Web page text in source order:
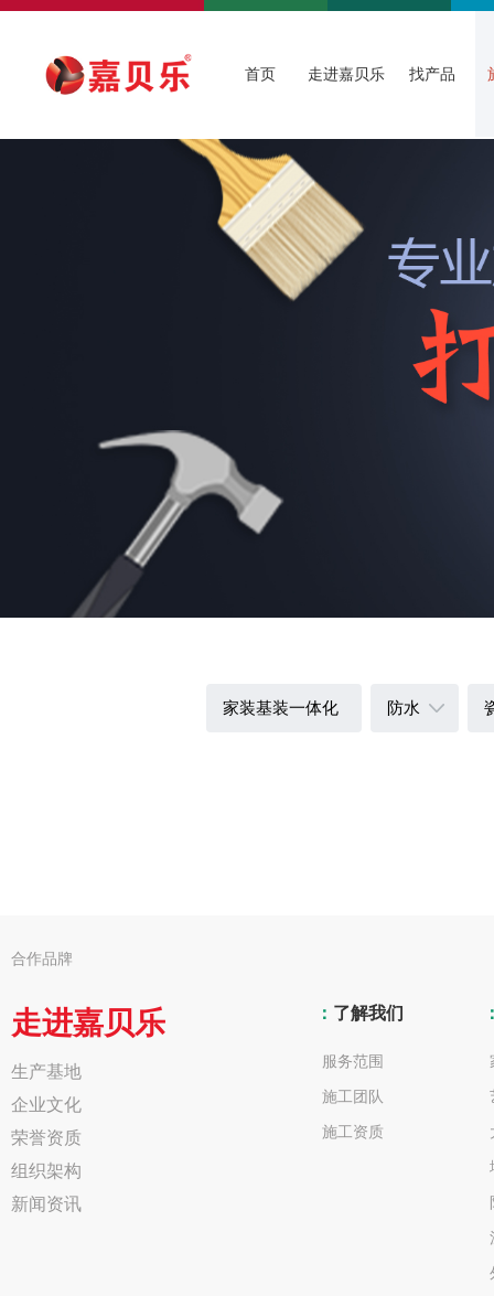
首页 走进嘉贝乐 找产品
家装基装一体化 防水
合作品牌
走进嘉贝乐
生产基地
企业文化
荣誉资质
组织架构
新闻资讯
： 了解我们
服务范围
施工团队
施工资质